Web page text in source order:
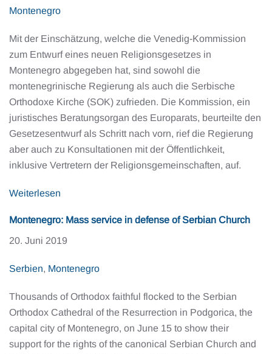
Montenegro
Mit der Einschätzung, welche die Venedig-Kommission
zum Entwurf eines neuen Religionsgesetzes in
Montenegro abgegeben hat, sind sowohl die
montenegrinische Regierung als auch die Serbische
Orthodoxe Kirche (SOK) zufrieden. Die Kommission, ein
juristisches Beratungsorgan des Europarats, beurteilte den
Gesetzesentwurf als Schritt nach vorn, rief die Regierung
aber auch zu Konsultationen mit der Öffentlichkeit,
inklusive Vertretern der Religionsgemeinschaften, auf.
Weiterlesen
Montenegro: Mass service in defense of Serbian Church
20. Juni 2019
Serbien, Montenegro
Thousands of Orthodox faithful flocked to the Serbian
Orthodox Cathedral of the Resurrection in Podgorica, the
capital city of Montenegro, on June 15 to show their
support for the rights of the canonical Serbian Church and